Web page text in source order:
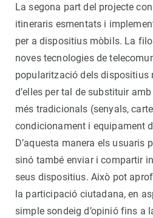
La segona part del projecte
itineraris esmentats i
per a dispositius mòbils. La
noves tecnologies de
popularització dels dispositius
d’elles per tal de substituir
més tradicionals (senyals,
condicionament i equipament
D’aquesta manera els usuaris
sinó també enviar i compartir
seus dispositius. Això pot
la participació ciutadana, en
simple sondeig d’opinió fins a